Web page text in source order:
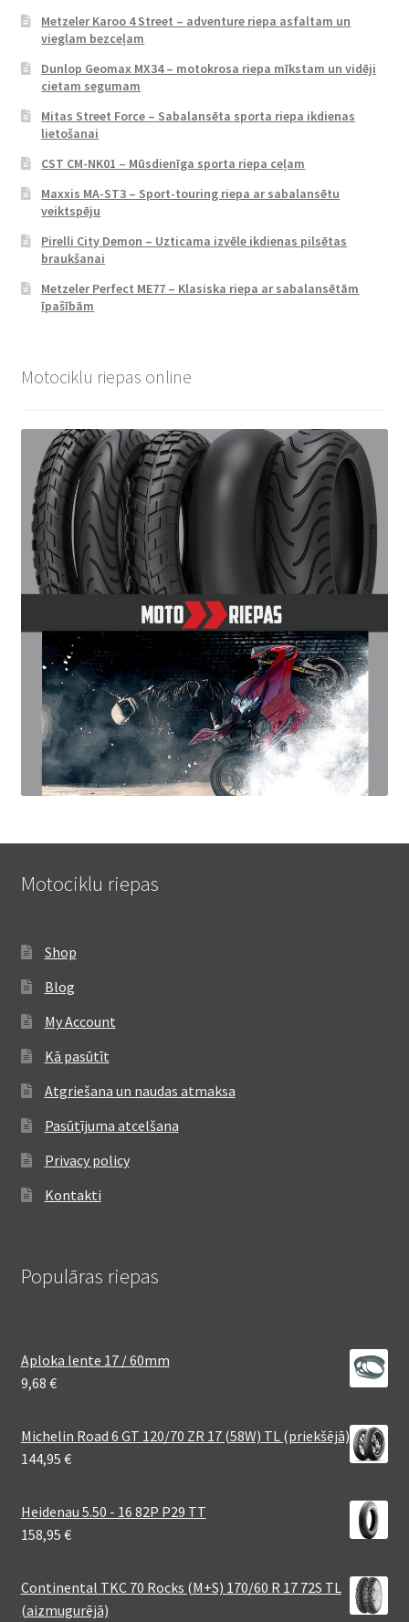
Metzeler Karoo 4 Street – adventure riepa asfaltam un
vieglam bezceļam
Dunlop Geomax MX34 – motokrosa riepa mīkstam un vidēji
cietam segumam
Mitas Street Force – Sabalansēta sporta riepa ikdienas
lietošanai
CST CM-NK01 – Mūsdienīga sporta riepa ceļam
Maxxis MA-ST3 – Sport-touring riepa ar sabalansētu
veiktspēju
Pirelli City Demon – Uzticama izvēle ikdienas pilsētas
braukšanai
Metzeler Perfect ME77 – Klasiska riepa ar sabalansētām
īpašībām
Motociklu riepas online
Motociklu riepas
Shop
Blog
My Account
Kā pasūtīt
Atgriešana un naudas atmaksa
Pasūtījuma atcelšana
Privacy policy
Kontakti
Populāras riepas
Aploka lente 17 / 60mm
9,68 €
Michelin Road 6 GT 120/70 ZR 17 (58W) TL (priekšējā)
144,95 €
Heidenau 5.50 - 16 82P P29 TT
158,95 €
Continental TKC 70 Rocks (M+S) 170/60 R 17 72S TL
(aizmugurējā)